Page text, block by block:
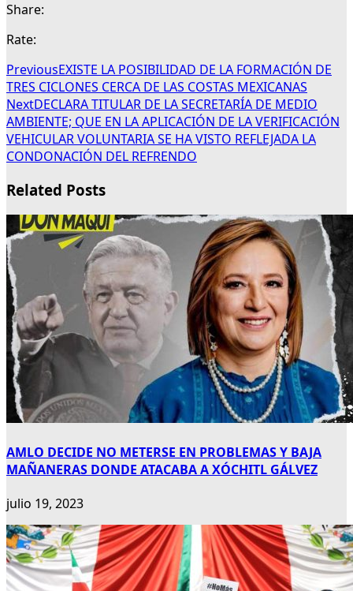
Share:
Rate:
PreviousEXISTE LA POSIBILIDAD DE LA FORMACIÓN DE
TRES CICLONES CERCA DE LAS COSTAS MEXICANAS
NextDECLARA TITULAR DE LA SECRETARÍA DE MEDIO
AMBIENTE; QUE EN LA APLICACIÓN DE LA VERIFICACIÓN
VEHICULAR VOLUNTARIA SE HA VISTO REFLEJADA LA
CONDONACIÓN DEL REFRENDO
Related Posts
AMLO DECIDE NO METERSE EN PROBLEMAS Y BAJA
MAÑANERAS DONDE ATACABA A XÓCHITL GÁLVEZ
julio 19, 2023